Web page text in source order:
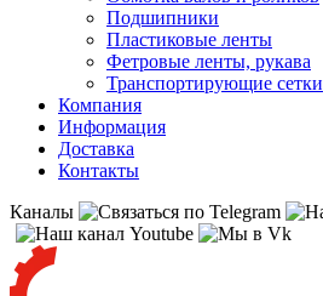
Подшипники
Пластиковые ленты
Фетровые ленты, рукава
Транспортирующие сетки
Компания
Информация
Доставка
Контакты
Каналы